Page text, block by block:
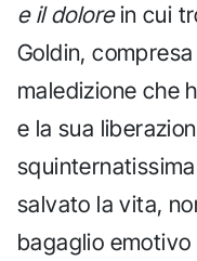
e il dolorein cui
Goldin,
maledizione che
e la sua
salvato la vita,
bagaglio